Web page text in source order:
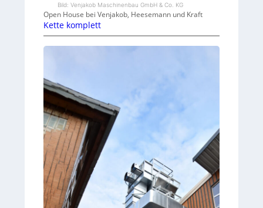
Bild: Venjakob Maschinenbau GmbH & Co. KG
Open House bei Venjakob, Heesemann und Kraft
Kette komplett